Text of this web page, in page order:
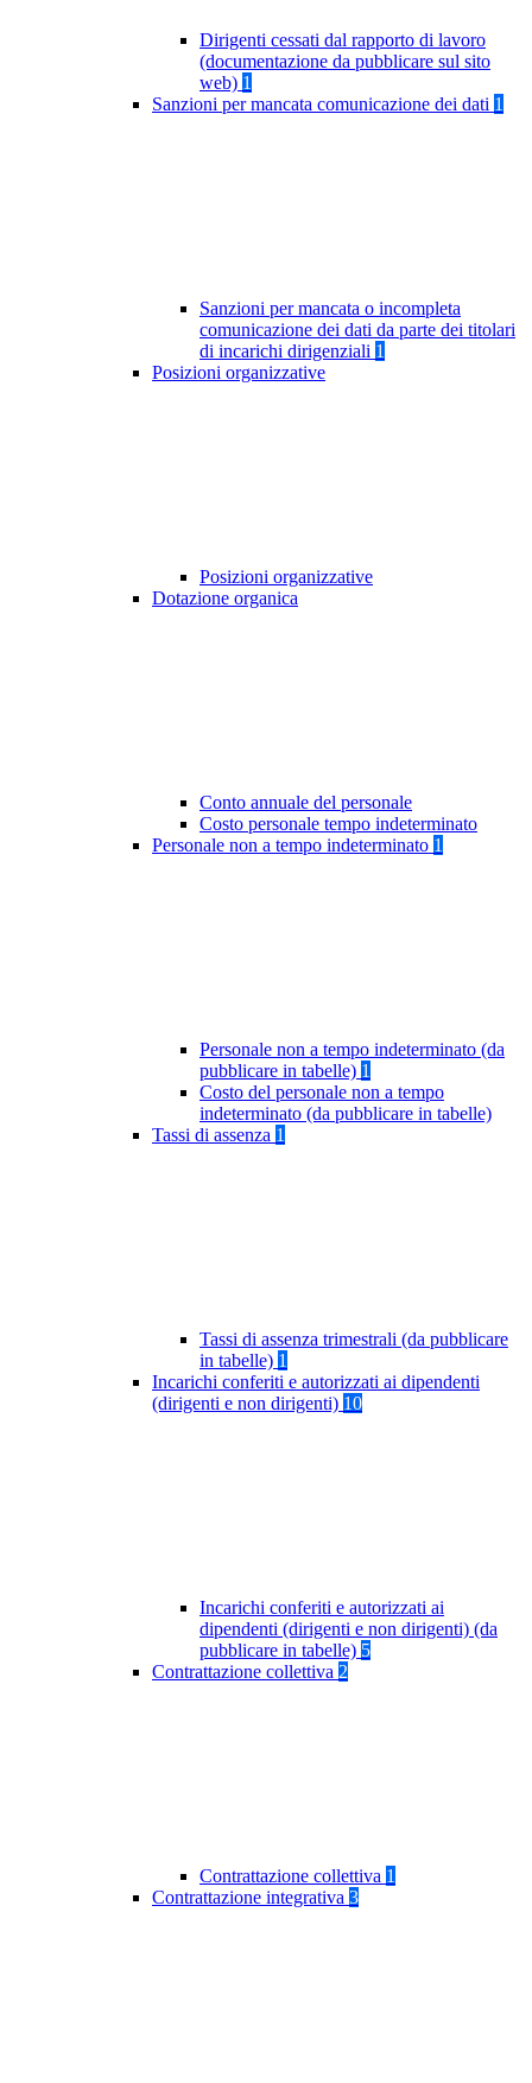
Dirigenti cessati dal rapporto di lavoro
(documentazione da pubblicare sul sito
web) 1
Sanzioni per mancata comunicazione dei dati 1
Sanzioni per mancata o incompleta
comunicazione dei dati da parte dei titolari
di incarichi dirigenziali 1
Posizioni organizzative
Posizioni organizzative
Dotazione organica
Conto annuale del personale
Costo personale tempo indeterminato
Personale non a tempo indeterminato 1
Personale non a tempo indeterminato (da
pubblicare in tabelle) 1
Costo del personale non a tempo
indeterminato (da pubblicare in tabelle)
Tassi di assenza 1
Tassi di assenza trimestrali (da pubblicare
in tabelle) 1
Incarichi conferiti e autorizzati ai dipendenti
(dirigenti e non dirigenti) 10
Incarichi conferiti e autorizzati ai
dipendenti (dirigenti e non dirigenti) (da
pubblicare in tabelle) 5
Contrattazione collettiva 2
Contrattazione collettiva 1
Contrattazione integrativa 3